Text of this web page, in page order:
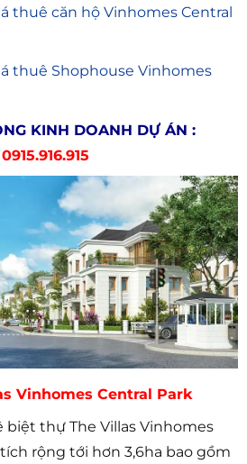
thuê căn hộ Vinhomes Central
thuê Shophouse Vinhomes
KINH DOANH DỰ ÁN :
0915.916.915
Vinhomes Central Park
thự The Villas Vinhomes
rộng tới hơn 3,6ha bao gồm